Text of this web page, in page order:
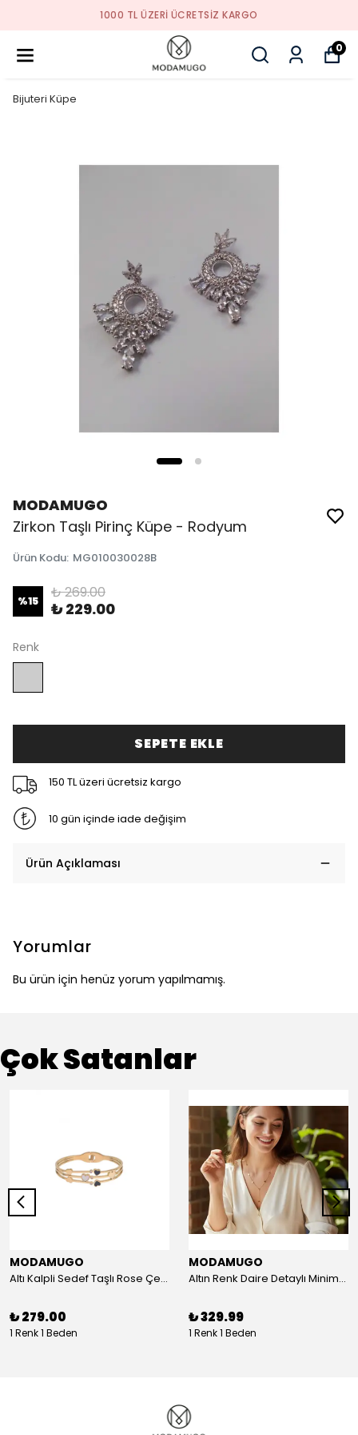
TREND ÜRÜNLER
0
Bijuteri Küpe
MODAMUGO
Zirkon Taşlı Pirinç Küpe - Rodyum
Ürün Kodu: MG010030028B
%15 ₺ 269.00
₺ 229.00
Renk
SEPETE EKLE
150 TL üzeri ücretsiz kargo
10 gün içinde iade değişim
Ürün Açıklaması
Yorumlar
Bu ürün için henüz yorum yapılmamış.
Çok Satanlar
MODAMUGO
Altı Kalpli Sedef Taşlı Rose Çelik Kelepçe Bileklik
₺ 279.00
1 Renk 1 Beden
MODAMUGO
Altın Renk Daire Detaylı Minimal Y Çelik Kolye
₺ 329.99
1 Renk 1 Beden